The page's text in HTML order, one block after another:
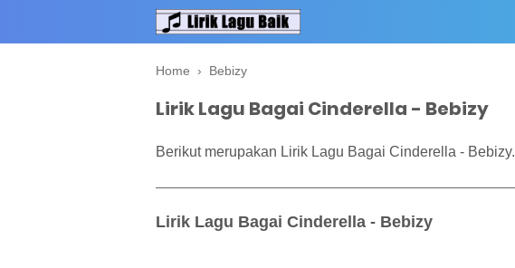
Home › Bebizy
Lirik Lagu Bagai Cinderella - Bebizy
Berikut merupakan Lirik Lagu Bagai Cinderella - Bebizy.
Lirik Lagu Bagai Cinderella - Bebizy